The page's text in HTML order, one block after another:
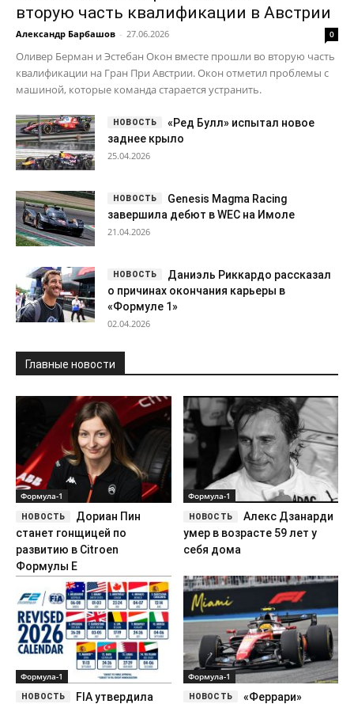
вторую часть квалификации в Австрии
Александр Барбашов - 27.06.2026 0
Оливер Берман и Эстебан Окон вместе прошли во вторую часть
квалификации на Гран При Австрии. Окон отметил проблемы с
машиной, которые команда старается устранить.
«Ред Булл» испытал новое
заднее крыло
25.04.2026
Genesis Magma Racing
завершила дебют в WEC на Имоле
21.04.2026
Даниэль Риккардо рассказал
о причинах окончания карьеры в
«Формуле 1»
02.04.2026
Главные новости
Формула-1
Дориан Пин
станет гонщицей по
развитию в Citroen
Формулы Е
Формула-1
Алекс Дзанарди
умер в возрасте 59 лет у
себя дома
Формула-1
FIA утвердила
Формула-1
«Феррари»